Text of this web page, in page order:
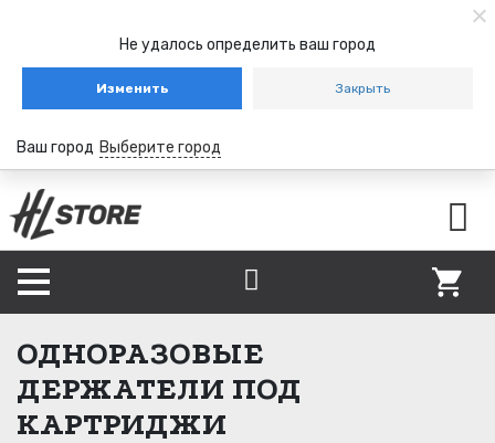
Не удалось определить ваш город
Изменить Закрыть
Ваш город Выберите город
ОДНОРАЗОВЫЕ
ДЕРЖАТЕЛИ ПОД
КАРТРИДЖИ